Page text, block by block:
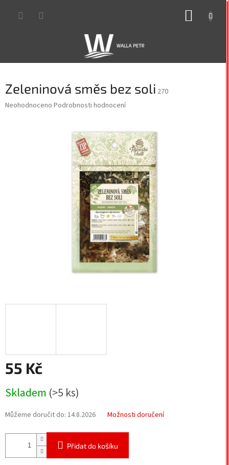
Zeleninová směs bez soli 270
Průměrné
Neohodnoceno Podrobnosti hodnocení
55 Kč
cena:
Skladem (>5 ks)
Můžeme doručit do: 14.8.2026 Možnosti doručení
Přidat do košíku